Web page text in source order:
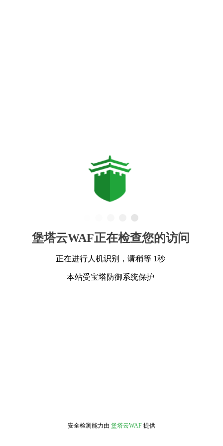
堡塔云WAF正在检查您的访问
正在进行人机识别，请稍等 1秒
本站受宝塔防御系统保护
安全检测能力由 堡塔云WAF 提供